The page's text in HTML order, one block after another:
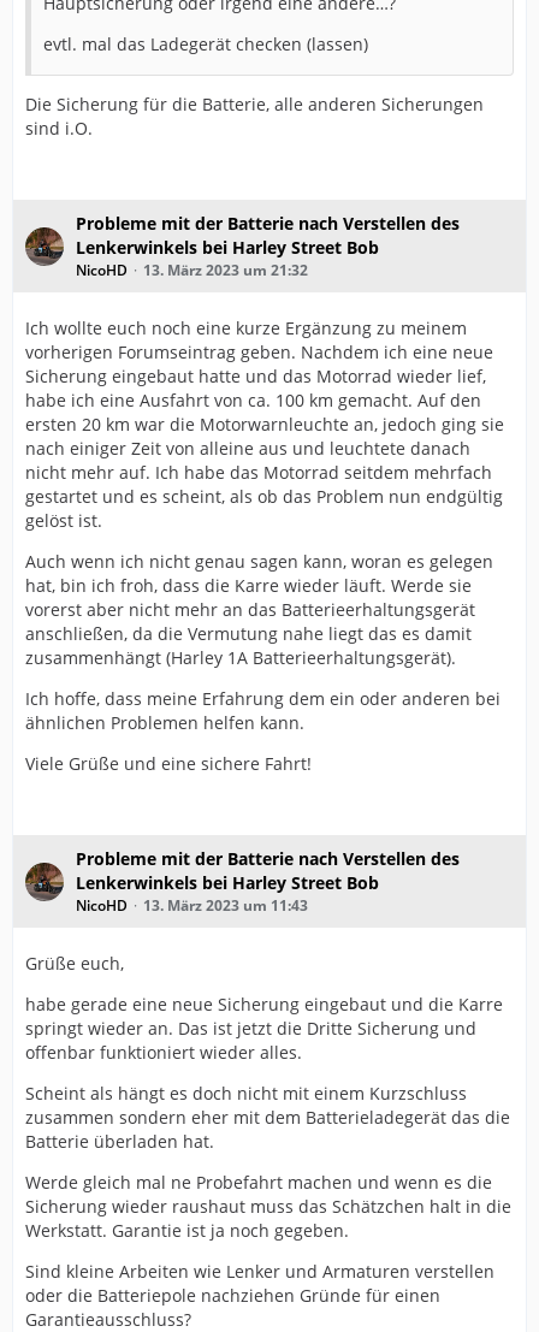
evtl. mal das Ladegerät checken (lassen)
Die Sicherung für die Batterie, alle anderen Sicherungen
sind i.O.
Probleme mit der Batterie nach Verstellen des
Lenkerwinkels bei Harley Street Bob
NicoHD 13. März 2023 um 21:32
Ich wollte euch noch eine kurze Ergänzung zu meinem
vorherigen Forumseintrag geben. Nachdem ich eine neue
Sicherung eingebaut hatte und das Motorrad wieder lief,
habe ich eine Ausfahrt von ca. 100 km gemacht. Auf den
ersten 20 km war die Motorwarnleuchte an, jedoch ging sie
nach einiger Zeit von alleine aus und leuchtete danach
nicht mehr auf. Ich habe das Motorrad seitdem mehrfach
gestartet und es scheint, als ob das Problem nun endgültig
gelöst ist.
Auch wenn ich nicht genau sagen kann, woran es gelegen
hat, bin ich froh, dass die Karre wieder läuft. Werde sie
vorerst aber nicht mehr an das Batterieerhaltungsgerät
anschließen, da die Vermutung nahe liegt das es damit
zusammenhängt (Harley 1A Batterieerhaltungsgerät).
Ich hoffe, dass meine Erfahrung dem ein oder anderen bei
ähnlichen Problemen helfen kann.
Viele Grüße und eine sichere Fahrt!
Probleme mit der Batterie nach Verstellen des
Lenkerwinkels bei Harley Street Bob
NicoHD 13. März 2023 um 11:43
Grüße euch,
habe gerade eine neue Sicherung eingebaut und die Karre
springt wieder an. Das ist jetzt die Dritte Sicherung und
offenbar funktioniert wieder alles.
Scheint als hängt es doch nicht mit einem Kurzschluss
zusammen sondern eher mit dem Batterieladegerät das die
Batterie überladen hat.
Werde gleich mal ne Probefahrt machen und wenn es die
Sicherung wieder raushaut muss das Schätzchen halt in die
Werkstatt. Garantie ist ja noch gegeben.
Sind kleine Arbeiten wie Lenker und Armaturen verstellen
oder die Batteriepole nachziehen Gründe für einen
Garantieausschluss?